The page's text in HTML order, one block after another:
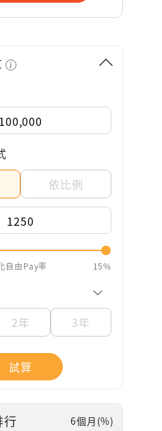
依比例
自由Pay率 15%
2年 3年
試算
行 6個月(%)